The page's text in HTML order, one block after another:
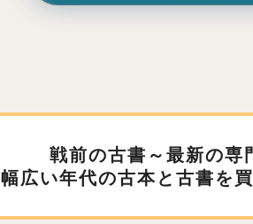
戦前の古書～最新の専
幅広い年代の古本と古書を